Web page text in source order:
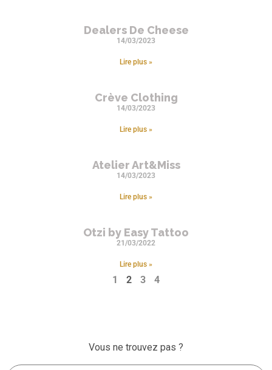
Dealers De Cheese
14/03/2023
Lire plus »
Crève Clothing
14/03/2023
Lire plus »
Atelier Art&Miss
14/03/2023
Lire plus »
Otzi by Easy Tattoo
21/03/2022
Lire plus »
1 2 3 4
Vous ne trouvez pas ?